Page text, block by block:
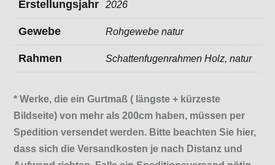
Erstellungsjahr 2026
Gewebe Rohgewebe natur
Rahmen Schattenfugenrahmen Holz, natur
* Werke, die ein Gurtmaß ( längste + kürzeste
Bildseite) von mehr als 200cm haben, müssen per
Spedition versendet werden. Bitte beachten Sie hier,
dass sich die Versandkosten je nach Distanz und